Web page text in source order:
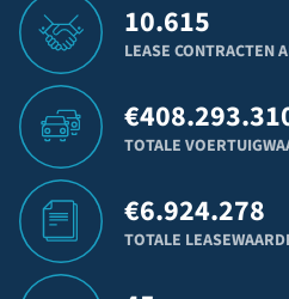
10.615
LEASE CONTRACTEN
€
TOTALE
€6.924.278
TOTALE